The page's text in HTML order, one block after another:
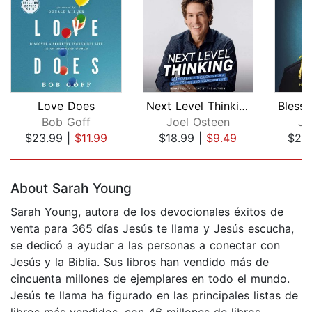
Love Does
Bob Goff
$23.99| $11.99
Next Level Thinking
Joel Osteen
$18.99| $9.49
About Sarah Young
Sarah Young, autora de los devocionales éxitos de
venta para 365 días Jesús te llama y Jesús escucha,
se dedicó a ayudar a las personas a conectar con
Jesús y la Biblia. Sus libros han vendido más de
cincuenta millones de ejemplares en todo el mundo.
Jesús te llama ha figurado en las principales listas de